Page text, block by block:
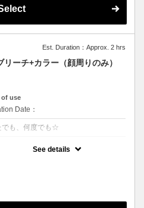
Est. Duration：Approx. 2 hrs
リーチ+カラー（顔周りのみ）
of use
Date：
でも、何度でも☆
See details